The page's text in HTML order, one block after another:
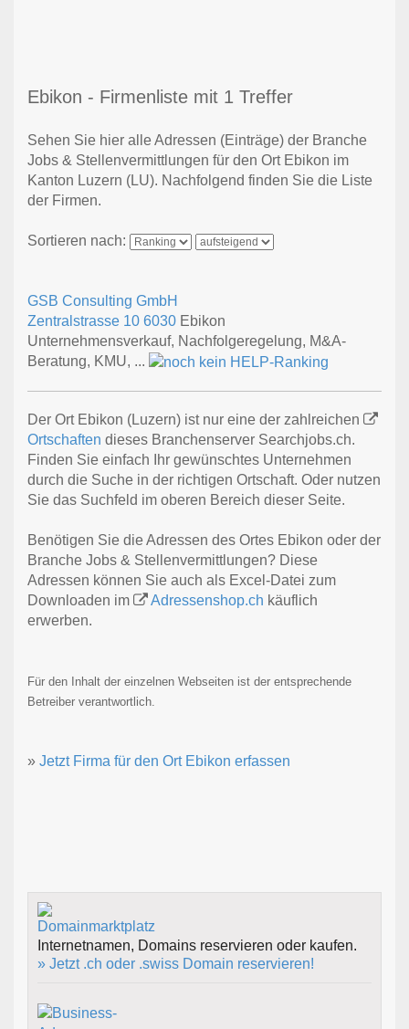
Ebikon - Firmenliste mit 1 Treffer
Sehen Sie hier alle Adressen (Einträge) der Branche
Jobs & Stellenvermittlungen für den Ort Ebikon im
Kanton Luzern (LU). Nachfolgend finden Sie die Liste
der Firmen.
Sortieren nach:
GSB Consulting GmbH
Zentralstrasse 10 6030 Ebikon
Unternehmensverkauf, Nachfolgeregelung, M&A-
Beratung, KMU, ...
Der Ort Ebikon (Luzern) ist nur eine der zahlreichen
Ortschaften dieses Branchenserver Searchjobs.ch.
Finden Sie einfach Ihr gewünschtes Unternehmen
durch die Suche in der richtigen Ortschaft. Oder nutzen
Sie das Suchfeld im oberen Bereich dieser Seite.
Benötigen Sie die Adressen des Ortes Ebikon oder der
Branche Jobs & Stellenvermittlungen? Diese
Adressen können Sie auch als Excel-Datei zum
Downloaden im
Adressenshop.ch käuflich
erwerben.
Für den Inhalt der einzelnen Webseiten ist der entsprechende
Betreiber verantwortlich.
» Jetzt Firma für den Ort Ebikon erfassen
Internetnamen, Domains reservieren oder kaufen.
» Jetzt .ch oder .swiss Domain reservieren!